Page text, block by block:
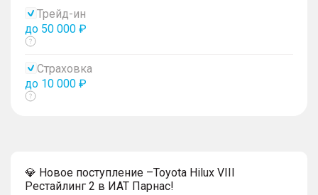
Трейд-ин
до 50 000 ₽
Показать
Страховка
до 10 000 ₽
Показать
💎 Новое поступление –Toyota Hilux VIII
Рестайлинг 2 в ИАТ Парнас!